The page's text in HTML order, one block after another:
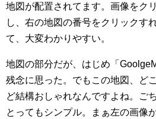
地図が配置されてます。画像をク
し、右の地図の番号をクリックす
て、大変わかりやすい。
地図の部分だが、はじめ「
残念に思った。でもこの地図、ど
ど結構おしゃれなんですよね。ご
とってもシンプル。まぁ左の画像